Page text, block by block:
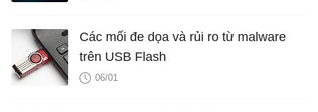
Các mối đe dọa và rủi ro từ malware
trên USB Flash
06/01